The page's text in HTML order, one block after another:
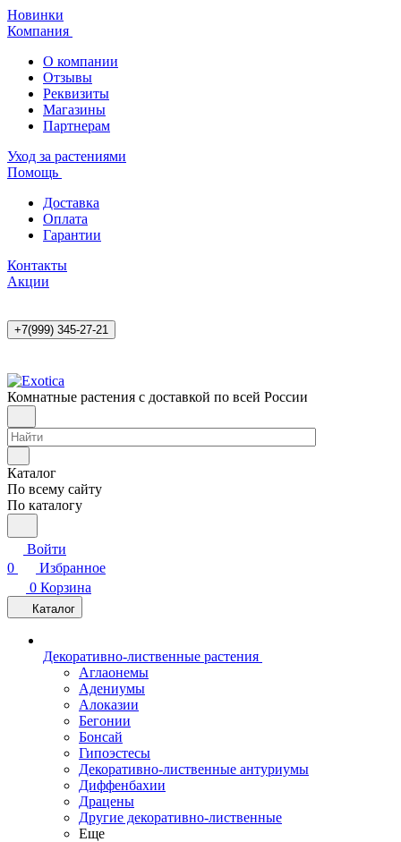
Новинки
Компания
О компании
Отзывы
Реквизиты
Магазины
Партнерам
Уход за растениями
Помощь
Доставка
Оплата
Гарантии
Контакты
Акции
+7(999) 345-27-21
Комнатные растения с доставкой по всей России
Каталог
По всему сайту
По каталогу
Войти
0
Избранное
0 Корзина
Каталог
Декоративно-лиственные растения
Аглаонемы
Адениумы
Алоказии
Бегонии
Бонсай
Гипоэстесы
Декоративно-лиственные антуриумы
Диффенбахии
Драцены
Другие декоративно-лиственные
Еще